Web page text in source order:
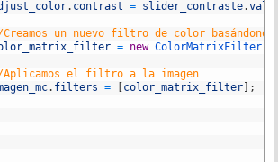
. contrast = slider_contraste.
un nuevo filtro de color
= new ColorMatrixFilter
el filtro a la imagen
. filters = color_matrix_filter
;